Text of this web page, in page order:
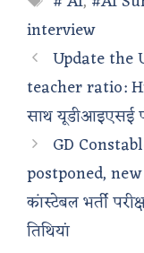
interview
Update the
teacher ratio:
साथ यूडीआइएसई
GD
postponed,
कांस्टेबल भर्ती
तिथियां